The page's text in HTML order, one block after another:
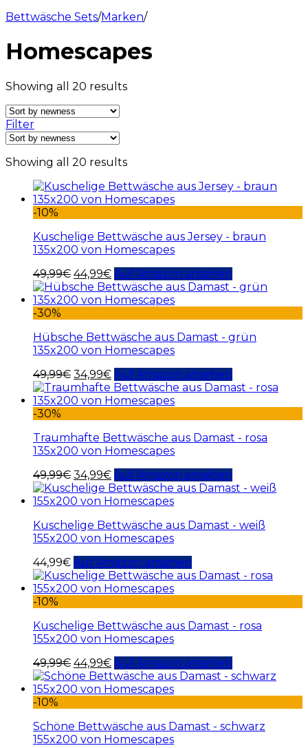
Bettwäsche Sets/Marken/
Homescapes
Showing all 20 results
Filter
Showing all 20 results
-10%
Kuschelige Bettwäsche aus Jersey - braun
135x200 von Homescapes
49,99€ 44,99€ Auf Amazon ansehen
-30%
Hübsche Bettwäsche aus Damast - grün
135x200 von Homescapes
49,99€ 34,99€ Auf Amazon ansehen
-30%
Traumhafte Bettwäsche aus Damast - rosa
135x200 von Homescapes
49,99€ 34,99€ Auf Amazon ansehen
Kuschelige Bettwäsche aus Damast - weiß
155x200 von Homescapes
44,99€ Auf Amazon ansehen
-10%
Kuschelige Bettwäsche aus Damast - rosa
155x200 von Homescapes
49,99€ 44,99€ Auf Amazon ansehen
-10%
Schöne Bettwäsche aus Damast - schwarz
155x200 von Homescapes